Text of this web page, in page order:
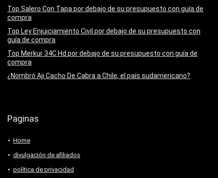
Top Salero Con Tapa por debajo de su presupuesto con guía de
compra
Top Ley Enjuiciamiento Civil por debajo de su presupuesto con
guía de compra
Top Merkur 34C Hd por debajo de su presupuesto con guía de
compra
¿Nombró Aji Cacho De Cabra a Chile, el país sudamericano?
Paginas
Home
divulgación de afiliados
política de privacidad